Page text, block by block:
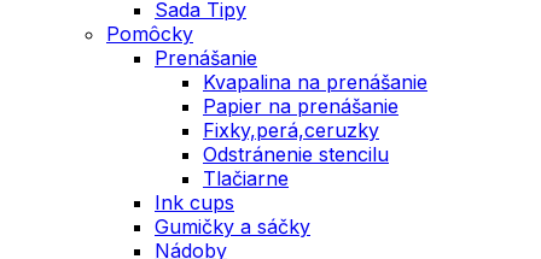
Sada Tipy
Pomôcky
Prenášanie
Kvapalina na prenášanie
Papier na prenášanie
Fixky,perá,ceruzky
Odstránenie stencilu
Tlačiarne
Ink cups
Gumičky a sáčky
Nádoby